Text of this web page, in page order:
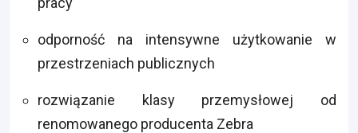
odporność na intensywne użytkowanie w
przestrzeniach publicznych
rozwiązanie klasy przemysłowej od
renomowanego producenta Zebra